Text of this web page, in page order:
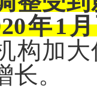
年1
构加
。